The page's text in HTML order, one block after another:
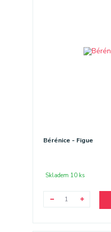
Bérénice - Figue
Skladem 10 ks